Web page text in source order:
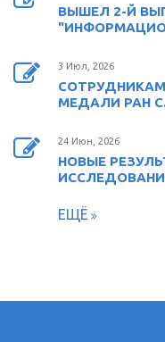
ВЫШЕЛ 2-Й
3 Июл, 2026
МЕДАЛИ РАН
24 Июн, 2026
НОВЫЕ
ЕЩЁ